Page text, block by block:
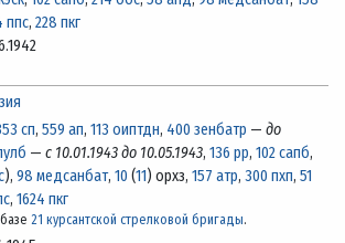
ппс, 228 пкг
сп, 559 ап, 113 оиптдн, 400 зенбатр — до
— с 10.01.1943 до 10.05.1943, 136 рр, 102 сапб,
), 98 медсанбат, 10 (11) орхз, 157 атр, 300 пхп, 51
, 1624 пкг
21 курсантской стрелковой бригады.